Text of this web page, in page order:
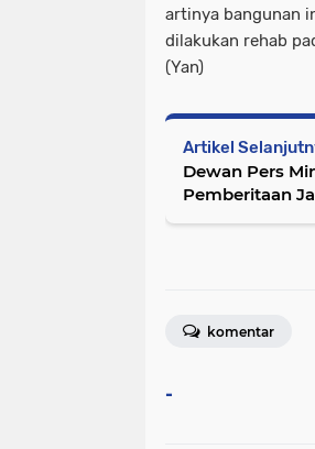
artinya bangunan
dilakukan rehab
(Yan)
Artikel
Dewan Pers
Pemberitaan
komentar
-